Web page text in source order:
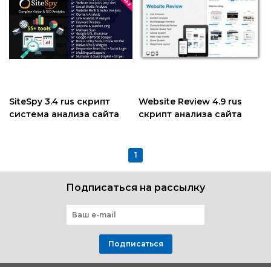
SiteSpy 3.4 rus скрипт
система анализа сайта
Website Review 4.9 rus
скрипт анализа сайта
1
Подписаться на рассылку
Подписаться